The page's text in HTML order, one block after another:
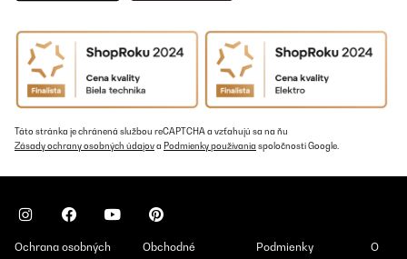
Táto stránka je chránená službou reCAPTCHA a vzťahujú sa na ňu
Zásady ochrany osobných údajova Podmienky používania spoločnosti Google.
Ochrana osobných Obchodné Podmienky O